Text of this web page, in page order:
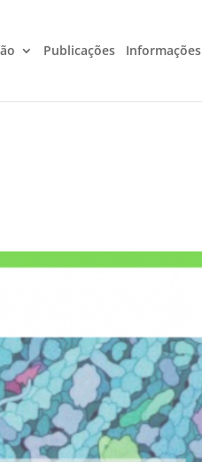
Publicações Informações